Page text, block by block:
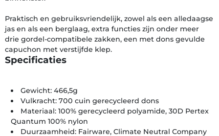
Praktisch en gebruiksvriendelijk, zowel als een alledaagse
jas en als een berglaag, extra functies zijn onder meer
drie gordel-compatibele zakken, een met dons gevulde
capuchon met verstijfde klep.
Specificaties
Gewicht: 466,5g
Vulkracht: 700 cuin gerecycleerd dons
Materiaal: 100% gerecycleerd polyamide, 30D Pertex
Quantum 100% nylon
Duurzaamheid: Fairware, Climate Neutral Company